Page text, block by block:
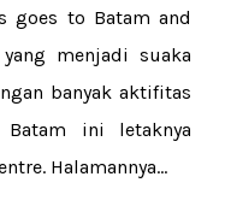
goes to Batam and
menjadi suaka
banyak aktifitas
ini letaknya
Halamannya...